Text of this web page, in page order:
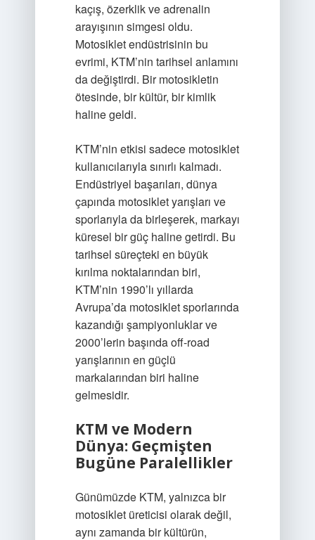
kaçış, özerklik ve adrenalin
arayışının simgesi oldu.
Motosiklet endüstrisinin bu
evrimi, KTM’nin tarihsel anlamını
da değiştirdi. Bir motosikletin
ötesinde, bir kültür, bir kimlik
haline geldi.
KTM’nin etkisi sadece motosiklet
kullanıcılarıyla sınırlı kalmadı.
Endüstriyel başarıları, dünya
çapında motosiklet yarışları ve
sporlarıyla da birleşerek, markayı
küresel bir güç haline getirdi. Bu
tarihsel süreçteki en büyük
kırılma noktalarından biri,
KTM’nin 1990’lı yıllarda
Avrupa’da motosiklet sporlarında
kazandığı şampiyonluklar ve
2000’lerin başında off-road
yarışlarının en güçlü
markalarından biri haline
gelmesidir.
KTM ve Modern
Dünya: Geçmişten
Bugüne Paralellikler
Günümüzde KTM, yalnızca bir
motosiklet üreticisi olarak değil,
aynı zamanda bir kültürün,